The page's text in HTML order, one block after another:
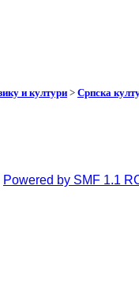
и култури > Српска
Powered by SMF 1.1